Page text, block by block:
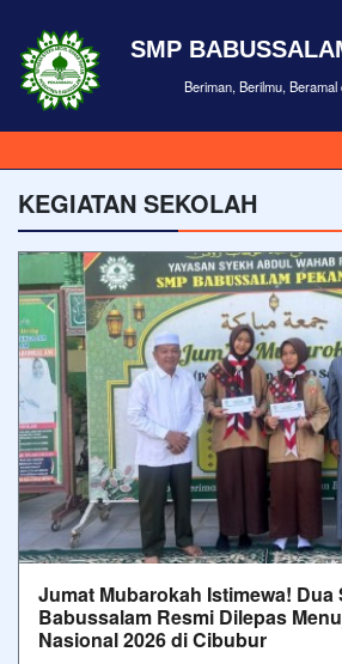
SMP
Beriman, Berilmu,
KEGIATAN SEKOLAH
Jumat Mubarokah Istimewa! Dua
Babussalam Resmi Dilepas
Nasional 2026 di Cibubur